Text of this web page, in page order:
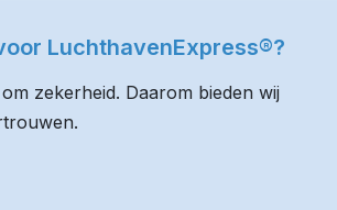
LuchthavenExpress®?
zekerheid. Daarom bieden wij